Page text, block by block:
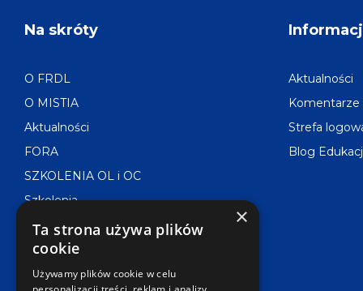
Na skróty
O FRDL
O MISTIA
Aktualności
FORA
SZKOLENIA OL i OC
Szkolenia
Projekty
Doradztwo
Konkursy
Aktualności
Komentarze
Strefa
Blog
×
Ta strona używa plików
cookie
Używamy plików cookie w celu